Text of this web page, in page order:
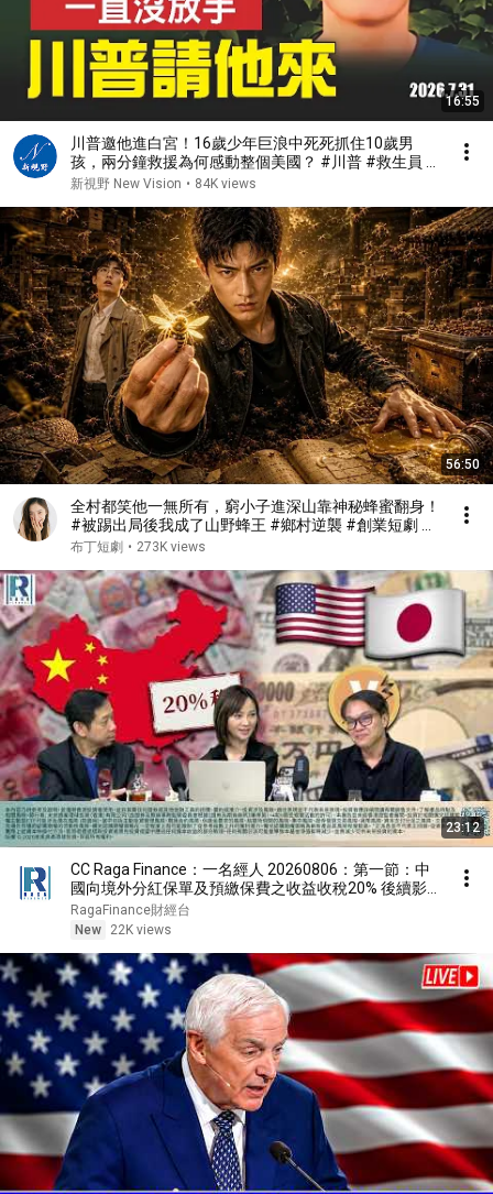
16:55
川普邀他進白宮！16歲少年巨浪中死死抓住10歲男
孩，兩分鐘救援為何感動整個美國？ #川普 #救生員 #
美國精神 | 新視野 第2467期 20260731
新視野 New Vision • 84K views
56:50
全村都笑他一無所有，窮小子進深山靠神秘蜂蜜翻身！
#被踢出局後我成了山野蜂王 #鄉村逆襲 #創業短劇 #
養蜂致富 #窮小子逆襲 #打臉爽劇 #白手起家 #人生翻
布丁短劇 • 273K views
23:12
CC Raga Finance：一名經人 20260806：第一節：中
國向境外分紅保單及預繳保費之收益收稅20% 後續影
響
RagaFinance財經台
New
22K views